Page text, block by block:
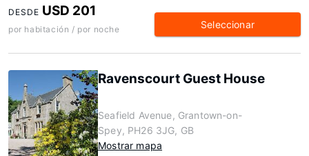
DESDE USD 201
por habitación / por noche Seleccionar
Ravenscourt Guest House
Seafield Avenue, Grantown-on-
Spey, PH26 3JG, GB
Mostrar mapa